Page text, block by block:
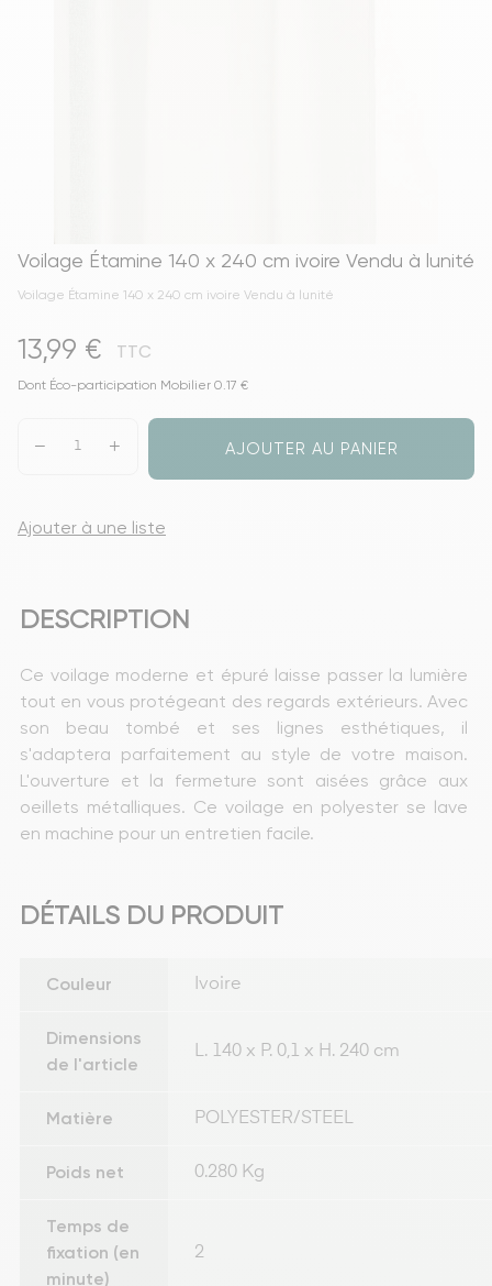
Voilage Étamine 140 x 240 cm ivoire Vendu à lunité
Voilage Étamine 140 x 240 cm ivoire Vendu à lunité
13,99 € TTC
Dont Éco-participation Mobilier 0.17 €
AJOUTER AU PANIER
Ajouter à une liste
DESCRIPTION
Ce voilage moderne et épuré laisse passer la lumière
tout en vous protégeant des regards extérieurs. Avec
son beau tombé et ses lignes esthétiques, il
s'adaptera parfaitement au style de votre maison.
L'ouverture et la fermeture sont aisées grâce aux
oeillets métalliques. Ce voilage en polyester se lave
en machine pour un entretien facile.
DÉTAILS DU PRODUIT
Couleur Ivoire
Dimensions
de l'article
L. 140 x P. 0,1 x H. 240 cm
Matière POLYESTER/STEEL
Poids net 0.280 Kg
Temps de
fixation (en
minute)
2